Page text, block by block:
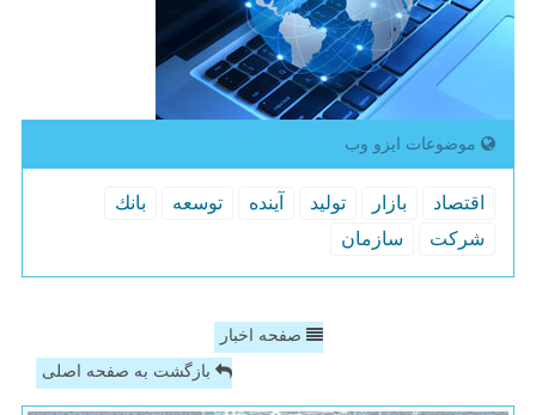
موضوعات ایزو وب
اقتصاد بازار تولید آینده توسعه
بانك
شركت
سازمان
صفحه اخبار
بازگشت به صفحه اصلی